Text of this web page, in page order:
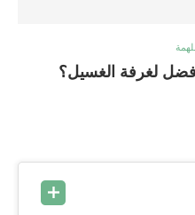
لغرفة الغسيل؟